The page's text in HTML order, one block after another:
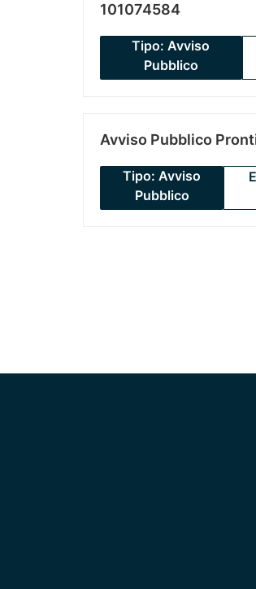
101074584
Tipo: Avviso
Pubblico
Avviso Pubblico
Tipo: Avviso
Pubblico